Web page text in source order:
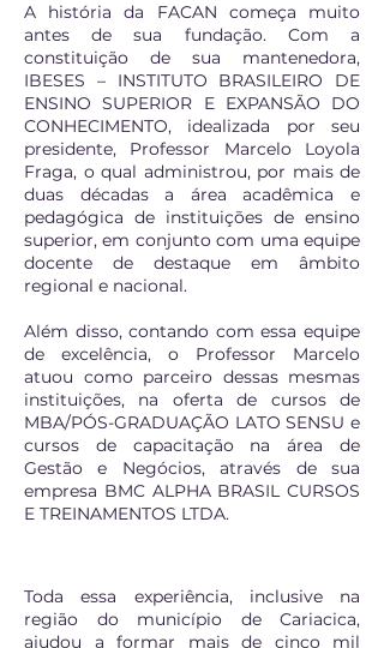
A história da FACAN começa muito
antes de sua fundação. Com a
constituição de sua mantenedora,
IBESES – INSTITUTO BRASILEIRO DE
ENSINO SUPERIOR E EXPANSÃO DO
CONHECIMENTO, idealizada por seu
presidente, Professor Marcelo Loyola
Fraga, o qual administrou, por mais de
duas décadas a área acadêmica e
pedagógica de instituições de ensino
superior, em conjunto com uma equipe
docente de destaque em âmbito
regional e nacional.
Além disso, contando com essa equipe
de excelência, o Professor Marcelo
atuou como parceiro dessas mesmas
instituições, na oferta de cursos de
MBA/PÓS-GRADUAÇÃO LATO SENSU e
cursos de capacitação na área de
Gestão e Negócios, através de sua
empresa BMC ALPHA BRASIL CURSOS
E TREINAMENTOS LTDA.
Toda essa experiência, inclusive na
região do município de Cariacica,
ajudou a formar mais de cinco mil